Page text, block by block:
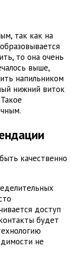
так как на
то она очень
выше,
напильником
нижний виток
качественно
доступ
будет
не